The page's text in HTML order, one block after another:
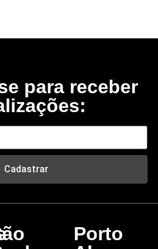
para receber
Cadastrar
Porto